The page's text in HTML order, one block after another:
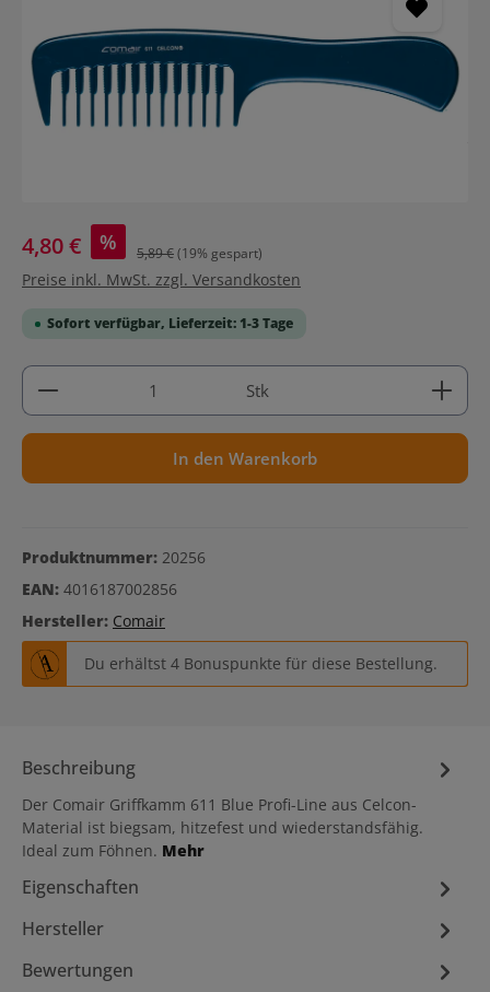
4,80 € % 5,89 €(19% gespart)
Preise inkl. MwSt. zzgl. Versandkosten
Sofort verfügbar, Lieferzeit: 1-3 Tage
Produkt Anzahl: Gib den gewünschten Wert ein
Stk
In den Warenkorb
Produktnummer: 20256
EAN: 4016187002856
Hersteller: Comair
Du erhältst 4 Bonuspunkte für diese Bestellung.
Beschreibung
Der Comair Griffkamm 611 Blue Profi-Line aus Celcon-
Material ist biegsam, hitzefest und wiederstandsfähig.
Ideal zum Föhnen. Mehr
Eigenschaften
Hersteller
Bewertungen